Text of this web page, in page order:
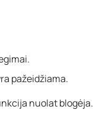
pažeidžiama.
nuolat blogėja.